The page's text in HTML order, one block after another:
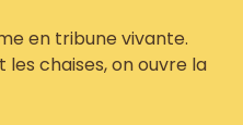
en tribune vivante.
les chaises, on ouvre la